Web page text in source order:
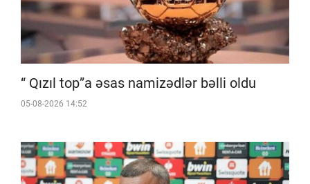
“ Qızıl top”a əsas namizədlər bəlli oldu
05-08-2026 14:52